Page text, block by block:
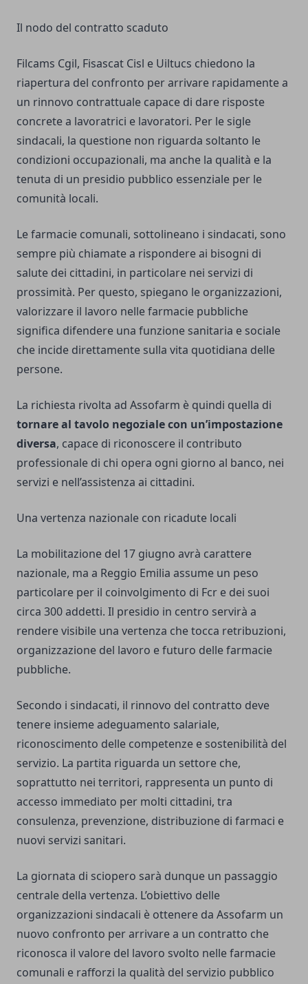
Il nodo del contratto scaduto
Filcams Cgil, Fisascat Cisl e Uiltucs chiedono la
riapertura del confronto per arrivare rapidamente a
un rinnovo contrattuale capace di dare risposte
concrete a lavoratrici e lavoratori. Per le sigle
sindacali, la questione non riguarda soltanto le
condizioni occupazionali, ma anche la qualità e la
tenuta di un presidio pubblico essenziale per le
comunità locali.
Le farmacie comunali, sottolineano i sindacati, sono
sempre più chiamate a rispondere ai bisogni di
salute dei cittadini, in particolare nei servizi di
prossimità. Per questo, spiegano le organizzazioni,
valorizzare il lavoro nelle farmacie pubbliche
significa difendere una funzione sanitaria e sociale
che incide direttamente sulla vita quotidiana delle
persone.
La richiesta rivolta ad Assofarm è quindi quella di
tornare al tavolo negoziale con un’impostazione
diversa, capace di riconoscere il contributo
professionale di chi opera ogni giorno al banco, nei
servizi e nell’assistenza ai cittadini.
Una vertenza nazionale con ricadute locali
La mobilitazione del 17 giugno avrà carattere
nazionale, ma a Reggio Emilia assume un peso
particolare per il coinvolgimento di Fcr e dei suoi
circa 300 addetti. Il presidio in centro servirà a
rendere visibile una vertenza che tocca retribuzioni,
organizzazione del lavoro e futuro delle farmacie
pubbliche.
Secondo i sindacati, il rinnovo del contratto deve
tenere insieme adeguamento salariale,
riconoscimento delle competenze e sostenibilità del
servizio. La partita riguarda un settore che,
soprattutto nei territori, rappresenta un punto di
accesso immediato per molti cittadini, tra
consulenza, prevenzione, distribuzione di farmaci e
nuovi servizi sanitari.
La giornata di sciopero sarà dunque un passaggio
centrale della vertenza. L’obiettivo delle
organizzazioni sindacali è ottenere da Assofarm un
nuovo confronto per arrivare a un contratto che
riconosca il valore del lavoro svolto nelle farmacie
comunali e rafforzi la qualità del servizio pubblico